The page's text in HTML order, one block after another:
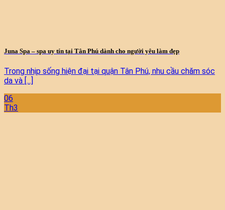
Juna Spa – spa uy tín tại Tân Phú dành cho người yêu làm đẹp
Trong nhịp sống hiện đại tại quận Tân Phú, nhu cầu chăm sóc
da và [...]
06
Th3